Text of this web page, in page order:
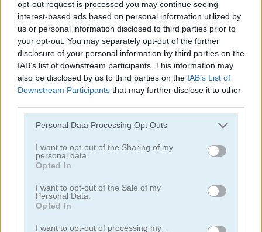
opt-out request is processed you may continue seeing
interest-based ads based on personal information utilized by
us or personal information disclosed to third parties prior to
your opt-out. You may separately opt-out of the further
disclosure of your personal information by third parties on the
IAB’s list of downstream participants. This information may
also be disclosed by us to third parties on the IAB’s List of
Downstream Participants that may further disclose it to other
Personal Data Processing Opt Outs
I want to opt-out of the Sharing of my
personal data.
Opted In
I want to opt-out of the Sale of my
Personal Data.
Opted In
I want to opt-out of processing my
juegos de pelota
juegos de béisbol
juegos de basquetbol
juegos de boliche
juegos de boxeo
juegos de cricket